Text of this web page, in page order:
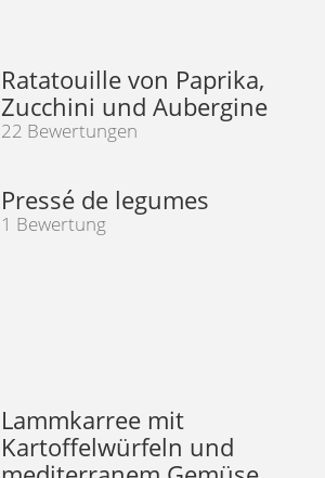
Ratatouille von Paprika,
Zucchini und Aubergine
22 Bewertungen
Pressé de legumes
1 Bewertung
Lammkarree mit
Kartoffelwürfeln und